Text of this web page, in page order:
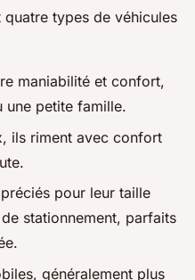
types de véhicules
maniabilité et confort,
une petite famille.
ils riment avec confort
pour leur taille
stationnement, parfaits
généralement plus